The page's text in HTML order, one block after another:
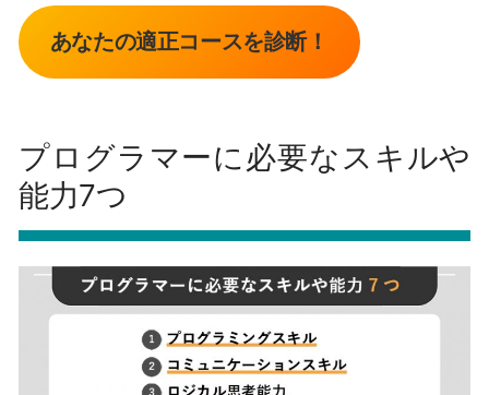
あなたの適正コースを診断！
プログラマーに必要なスキルや
能力7つ